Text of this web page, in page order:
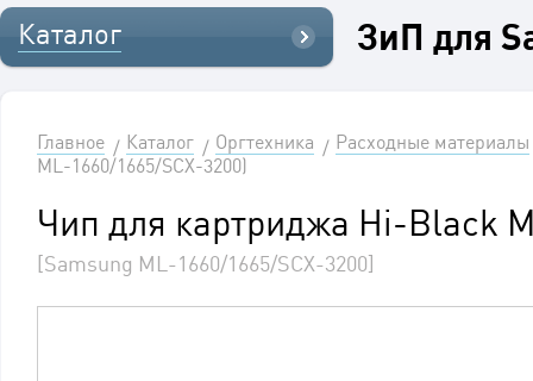
Каталог ЗиП для
Главное Каталог Оргтехника
Расходные материалы
ML-1660/1665/SCX-3200)
Чип для картриджа Hi-Black
[Samsung ML-1660/1665/SCX-3200]